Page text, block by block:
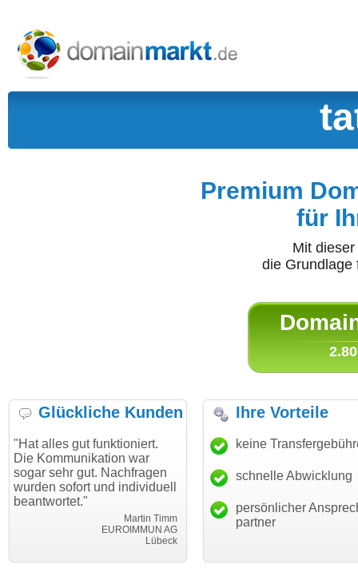
Premium
für
Mit
die
Glückliche Kunden
gut funktioniert.
war
sehr gut. Nachfragen
sofort und individuell
Martin Timm
EUROIMMUN AG
"Danke für den schnellen
Transfer und guten Service!"
Thomas Schäfer
i can eckert communication GmbH
"Ich
Ihre Vorteile
keine
schnelle Abwicklung
persönlicher
partner